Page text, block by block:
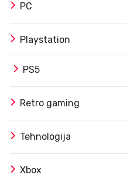
PC
Playstation
PS5
Retro gaming
Tehnologija
Xbox